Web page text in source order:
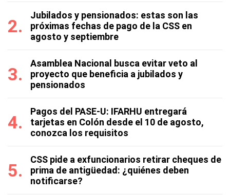
Jubilados y pensionados: estas son las
próximas fechas de pago de la CSS en
agosto y septiembre
Asamblea Nacional busca evitar veto al
proyecto que beneficia a jubilados y
pensionados
Pagos del PASE-U: IFARHU entregará
tarjetas en Colón desde el 10 de agosto,
conozca los requisitos
CSS pide a exfuncionarios retirar cheques de
prima de antigüedad: ¿quiénes deben
notificarse?